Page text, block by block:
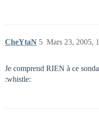
CheYtaN Mars 23, 2005,
5
Je comprend RIEN à ce
:whistle: